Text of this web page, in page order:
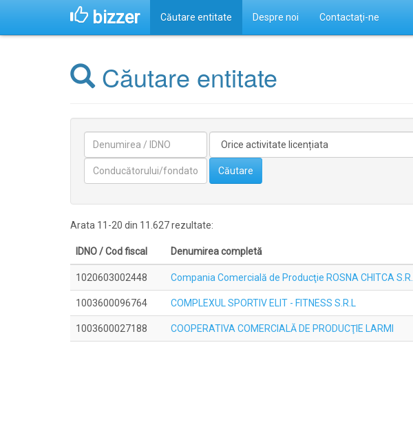
bizzer Căutare entitate Despre noi Contactaţi-ne
Căutare entitate
licentiata
Căutare
Arata 11-20 din 11.627 rezultate:
IDNO / Cod fiscal Denumirea completă
1020603002448 Compania Comercială de Producţie ROSNA CHITCA S.R.L
1003600096764 COMPLEXUL SPORTIV ELIT - FITNESS S.R.L
1003600027188 COOPERATIVA COMERCIALĂ DE PRODUCŢIE LARMI